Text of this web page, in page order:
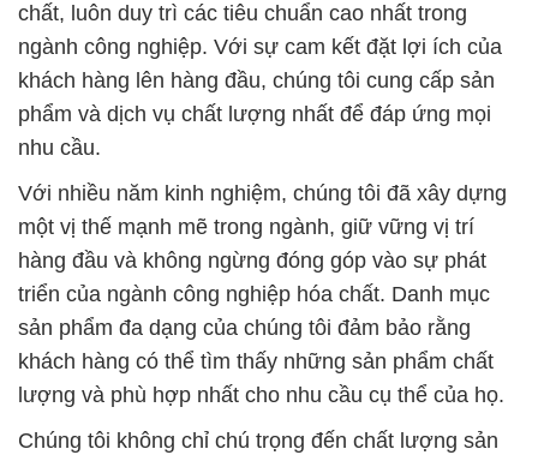
chất, luôn duy trì các tiêu chuẩn cao nhất trong
ngành công nghiệp. Với sự cam kết đặt lợi ích của
khách hàng lên hàng đầu, chúng tôi cung cấp sản
phẩm và dịch vụ chất lượng nhất để đáp ứng mọi
nhu cầu.
Với nhiều năm kinh nghiệm, chúng tôi đã xây dựng
một vị thế mạnh mẽ trong ngành, giữ vững vị trí
hàng đầu và không ngừng đóng góp vào sự phát
triển của ngành công nghiệp hóa chất. Danh mục
sản phẩm đa dạng của chúng tôi đảm bảo rằng
khách hàng có thể tìm thấy những sản phẩm chất
lượng và phù hợp nhất cho nhu cầu cụ thể của họ.
Chúng tôi không chỉ chú trọng đến chất lượng sản